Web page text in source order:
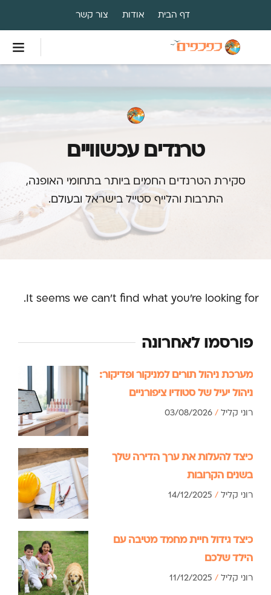
דף הבית אודות צור קשר
טרנדים עכשוויים
סקירת הטרנדים החמים ביותר בתחומי האופנה,
התרבות והלייף סטייל בישראל ובעולם.
It seems we can't find what you're looking for.
פורסמו לאחרונה
מערכת ניהול תורים למניקור ופדיקור:
ניהול יעיל של סטודיו ציפורניים
רוני קליל
כיצד להעלות את ערך הדירה שלך
בשנים הקרובות
רוני קליל
כיצד גידול חיית מחמד מטיבה עם
הילד שלכם
רוני קליל